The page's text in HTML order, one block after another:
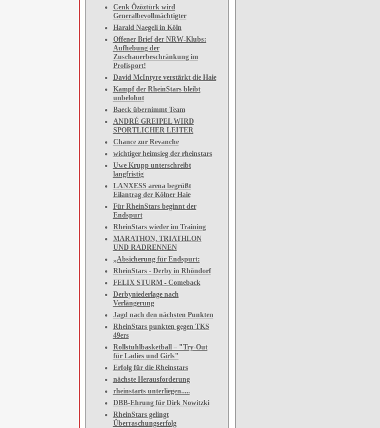
Cenk Özöztürk wird
Generalbevollmächtigter
Harald Naegeli in Köln
Offener Brief der NRW-Klubs:
Aufhebung der
Zuschauerbeschränkung im
Profisport!
David McIntyre verstärkt die Haie
Kampf der RheinStars bleibt
unbelohnt
Baeck übernimmt Team
ANDRÉ GREIPEL WIRD
SPORTLICHER LEITER
Chance zur Revanche
wichtiger heimsieg der rheinstars
Uwe Krupp unterschreibt
langfristig
LANXESS arena begrüßt
Eilantrag der Kölner Haie
Für RheinStars beginnt der
Endspurt
RheinStars wieder im Training
MARATHON, TRIATHLON
UND RADRENNEN
„Absicherung für Endspurt:
RheinStars - Derby in Rhöndorf
FELIX STURM - Comeback
Derbyniederlage nach
Verlängerung
Jagd nach den nächsten Punkten
RheinStars punkten gegen TKS
49ers
Rollstuhlbasketball – "Try-Out
für Ladies und Girls"
Erfolg für die Rheinstars
nächste Herausforderung
rheinstarts unterliegen.....
DBB-Ehrung für Dirk Nowitzki
RheinStars gelingt
Überraschungserfolg